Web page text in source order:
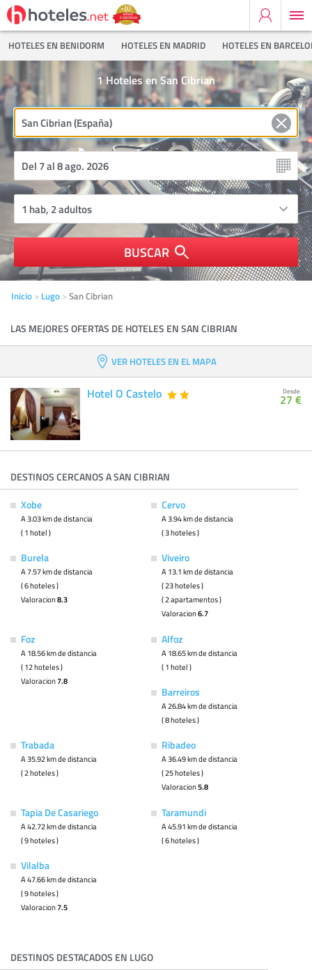
HOTELES EN BENIDORM HOTELES EN MADRID HOTELES EN
Hoteles en San Cibrian
1
BUSCAR
Inicio Lugo San Cibrian
LAS MEJORES OFERTAS DE HOTELES EN SAN CIBRIAN
VER HOTELES EN EL MAPA
Hotel O Castelo Desde
27 €
DESTINOS CERCANOS A SAN CIBRIAN
Xobe
A 3.03 km de distancia
( 1 hotel )
Cervo
A 3.94 km de distancia
( 3 hoteles )
Burela
A 7.57 km de distancia
( 6 hoteles )
Valoracion8.3
Viveiro
A 13.1 km de distancia
( 23 hoteles )
( 2 apartamentos )
Valoracion6.7
Foz
A 18.56 km de distancia
( 12 hoteles )
Valoracion7.8
Alfoz
A 18.65 km de distancia
( 1 hotel )
Barreiros
A 26.84 km de distancia
( 8 hoteles )
Trabada
A 35.92 km de distancia
( 2 hoteles )
Ribadeo
A 36.49 km de distancia
( 25 hoteles )
Valoracion5.8
Tapia De Casariego
A 42.72 km de distancia
( 9 hoteles )
Taramundi
A 45.91 km de distancia
( 6 hoteles )
Vilalba
A 47.66 km de distancia
( 9 hoteles )
Valoracion7.5
DESTINOS DESTACADOS EN LUGO